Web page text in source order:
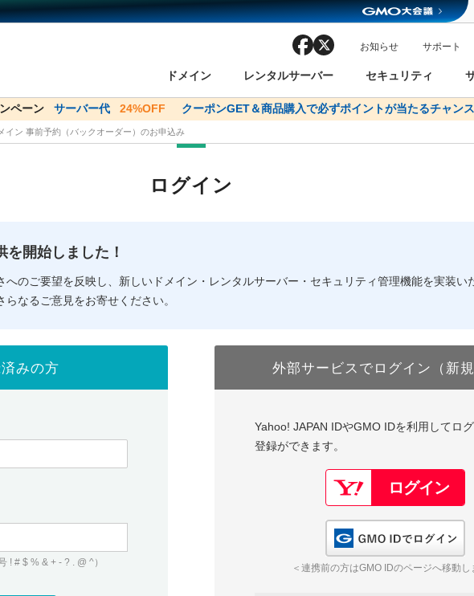
ドメイン
ン検索
ドメイン一括検索
メインの種類 WHOIS検索
レンタルサーバー
ーバー
セキュリティ
Domain ネットde診断
様割引
バリュードメインAPI
facebook お知らせ サポート
ドメインをご利用希望の方 おすすめ One レンタルサーバーを含む最新の機能を使う
以下でもログイン可能
ドメインをご利用希望の方 おすすめ One レンタルサーバーを含む最新の機能を使う
以下でも登録可能
ーン サーバー代 24%OFF クーポンGET＆商品購入で必ずポイントが当たるチャンス！
イン✕コアサーバーV2ビジネス応援キャンペーン サーバー料金1年間無料 詳細
イン 事前予約（バックオーダー）のお申込み
ログイン
開始しました！
へのご要望を反映し、新しいドメイン・レンタルサーバー・セキュリティ管理機能を実装い
なるご意見をお寄せください。
みの方
# $ % & + - ? . @ ^）
外部サービスでログイン（新規
Yahoo! JAPAN IDやGMO IDを利用してロ
登録ができます。
＜連携前の方はGMO IDのページへ移動し